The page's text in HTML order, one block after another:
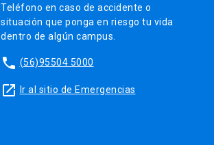
Teléfono en caso de accidente o
situación que ponga en riesgo tu vida
dentro de algún campus.
phone (56)95504 5000
launch Ir al sitio de Emergencias